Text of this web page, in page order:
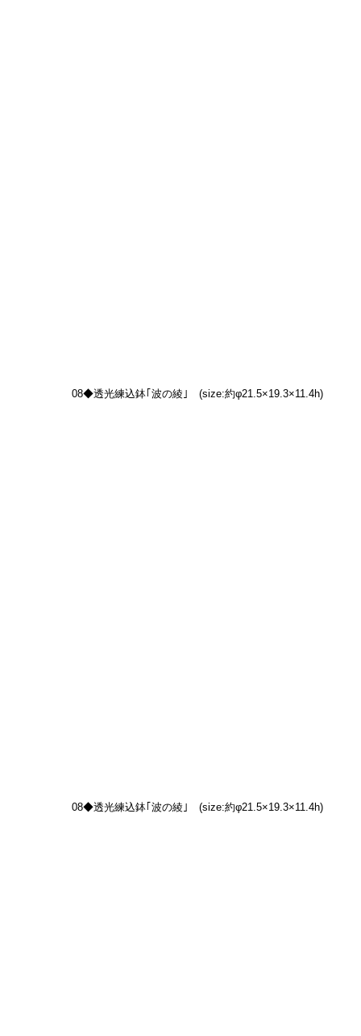
08◆透光練込鉢｢波の綾｣　(size:約φ21.5×19.3×11.4h)
08◆透光練込鉢｢波の綾｣　(size:約φ21.5×19.3×11.4h)